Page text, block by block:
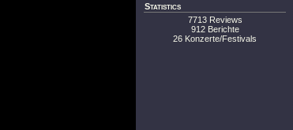
Statistics
7713 Reviews
912 Berichte
26 Konzerte/Festivals